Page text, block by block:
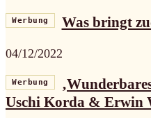
Werbung Was bringt
04/12/2022
Werbung
Uschi Korda & Erwin